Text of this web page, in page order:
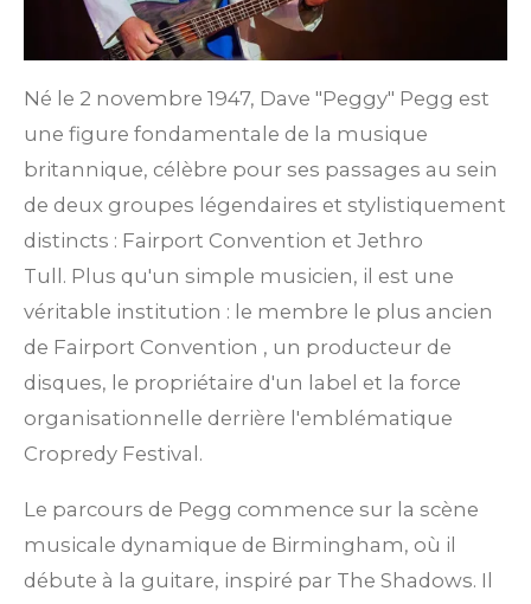
Né le 2 novembre 1947, Dave "Peggy" Pegg est
une figure fondamentale de la musique
britannique, célèbre pour ses passages au sein
de deux groupes légendaires et stylistiquement
distincts : Fairport Convention et Jethro
Tull. Plus qu'un simple musicien, il est une
véritable institution : le membre le plus ancien
de Fairport Convention , un producteur de
disques, le propriétaire d'un label et la force
organisationnelle derrière l'emblématique
Cropredy Festival.
Le parcours de Pegg commence sur la scène
musicale dynamique de Birmingham, où il
débute à la guitare, inspiré par The Shadows. Il